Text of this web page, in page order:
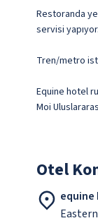
Restoranda
servisi
Tren/metro
Equine hotel
Moi
Otel